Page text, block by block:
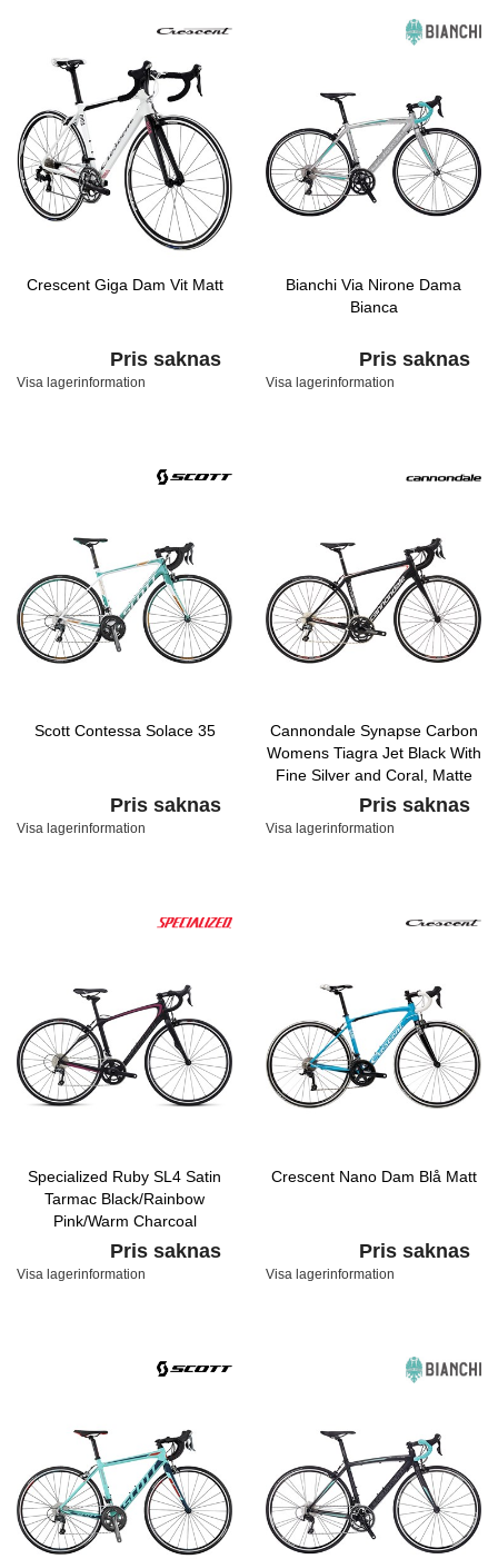
Crescent Giga Dam Vit Matt
Pris saknas
Visa lagerinformation
Bianchi Via Nirone Dama
Bianca
Pris saknas
Visa lagerinformation
Scott Contessa Solace 35
Pris saknas
Visa lagerinformation
Cannondale Synapse Carbon
Womens Tiagra Jet Black With
Fine Silver and Coral, Matte
Pris saknas
Visa lagerinformation
Specialized Ruby SL4 Satin
Tarmac Black/Rainbow
Pink/Warm Charcoal
Pris saknas
Visa lagerinformation
Crescent Nano Dam Blå Matt
Pris saknas
Visa lagerinformation